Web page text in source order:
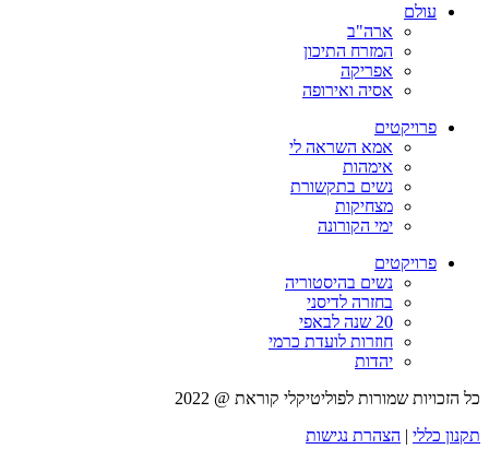
עולם
ארה"ב
המזרח התיכון
אפריקה
אסיה ואירופה
פרויקטים
אמא השראה לי
אימהות
נשים בתקשורת
מצחיקות
ימי הקורונה
פרויקטים
נשים בהיסטוריה
בחזרה לדיסני
20 שנה לבאפי
חוזרות לועדת כרמי
יהדות
כל הזכויות שמורות לפוליטיקלי קוראת @ 2022
תקנון כללי | הצהרת נגישות